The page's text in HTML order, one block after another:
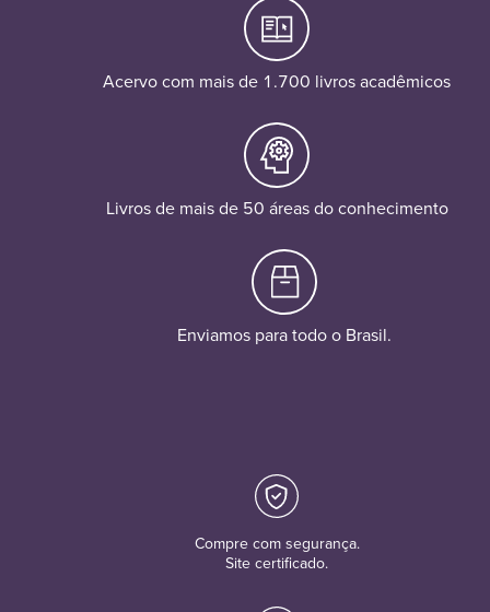
Acervo com mais de 1.700 livros acadêmicos
Livros de mais de 50 áreas do conhecimento
Enviamos para todo o Brasil.
Compre com segurança.
Site certificado.